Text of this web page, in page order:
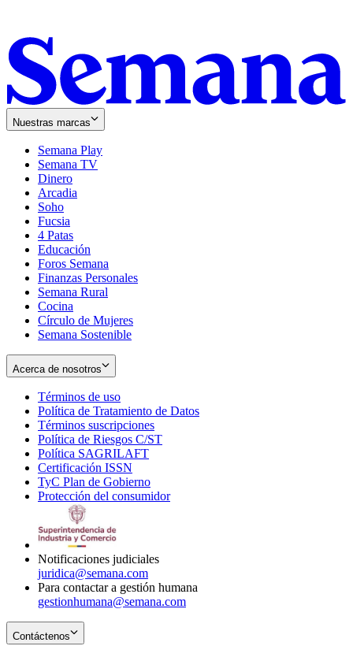
Nuestras marcas
Semana Play
Semana TV
Dinero
Arcadia
Soho
in
new
window
Fucsia
in
new
window
4 Patas
Educación
Foros Semana
Finanzas Personales
Semana Rural
Cocina
Círculo de Mujeres
Semana Sostenible
Acerca de nosotros
Términos de uso
in
new
window
Política de Tratamiento de Datos
Términos suscripciones
in
Política de Riesgos C/ST
Política SAGRILAFT
new
window
Certificación ISSN
in
new
TyC Plan de Gobierno
in
Protección del consumidorOpens
Notificaciones judiciales
juridica@semana.com
Para contactar a gestión humana
gestionhumana@semana.com
Contáctenos